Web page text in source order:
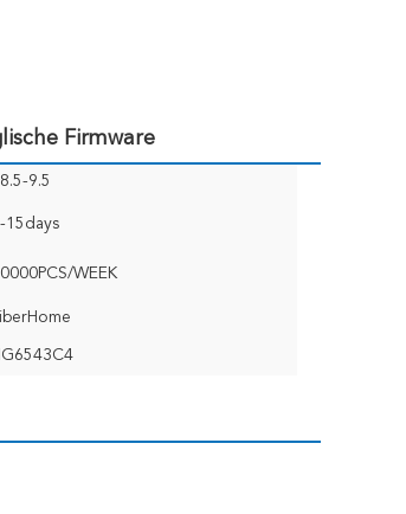
Firmware
9.5
15days
WEEK